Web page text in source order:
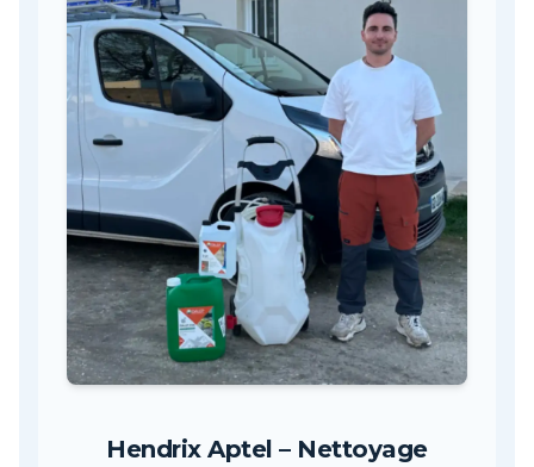
Hendrix Aptel – Nettoyage